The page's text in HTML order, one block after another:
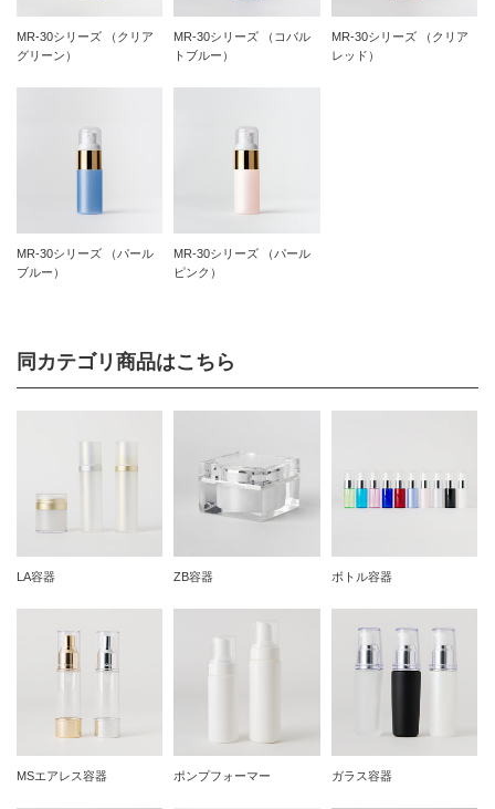
MR-30シリーズ （クリア
グリーン）
MR-30シリーズ （コバル
トブルー）
MR-30シリーズ （クリア
レッド）
MR-30シリーズ （パール
ブルー）
MR-30シリーズ （パール
ピンク）
同カテゴリ商品はこちら
LA容器 ZB容器 ボトル容器
MSエアレス容器 ポンプフォーマー ガラス容器